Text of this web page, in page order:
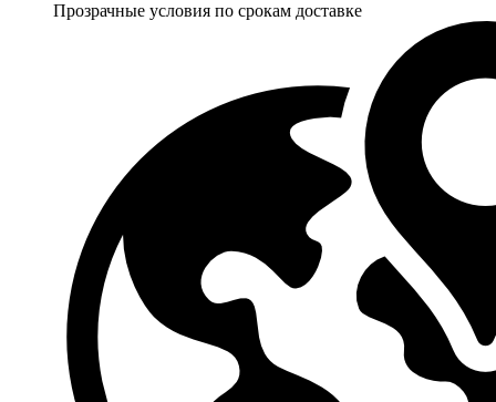
Прозрачные условия по срокам доставке